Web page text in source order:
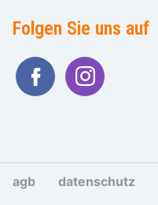
Folgen Sie uns auf
agb datenschutz